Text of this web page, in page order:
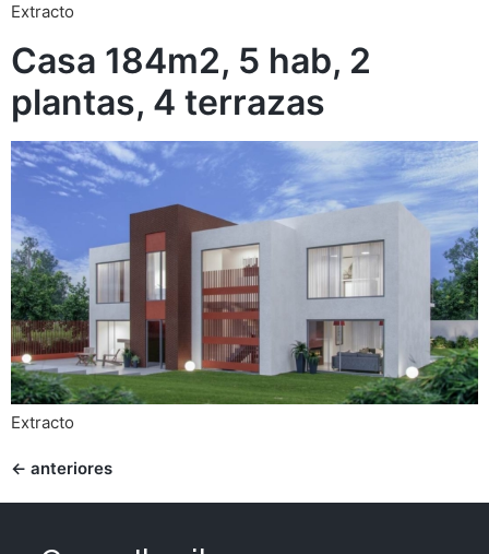
Extracto
Casa 184m2, 5 hab, 2
plantas, 4 terrazas
Extracto
← anteriores